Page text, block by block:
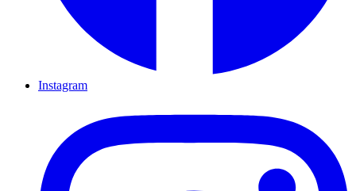
Instagram